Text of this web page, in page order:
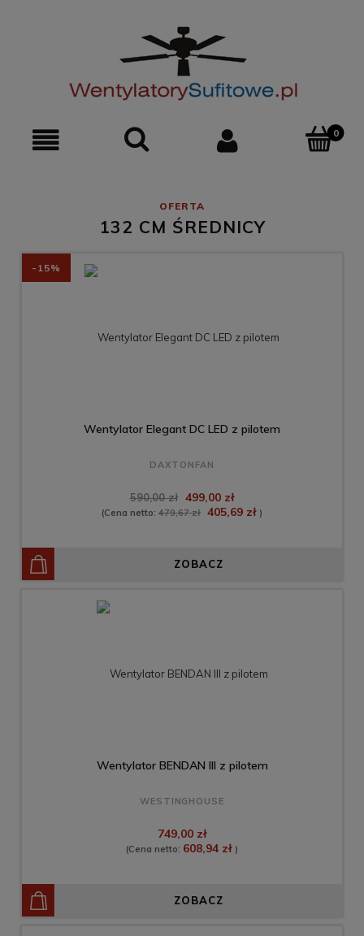
0
132 CM ŚREDNICY
Wentylator Elegant DC LED z pilotem
DAXTONFAN
590,00 zł 499,00 zł
(Cena netto: 479,67 zł 405,69 zł )
ZOBACZ
-15%
Wentylator BENDAN III z pilotem
WESTINGHOUSE
749,00 zł
(Cena netto: 608,94 zł )
ZOBACZ